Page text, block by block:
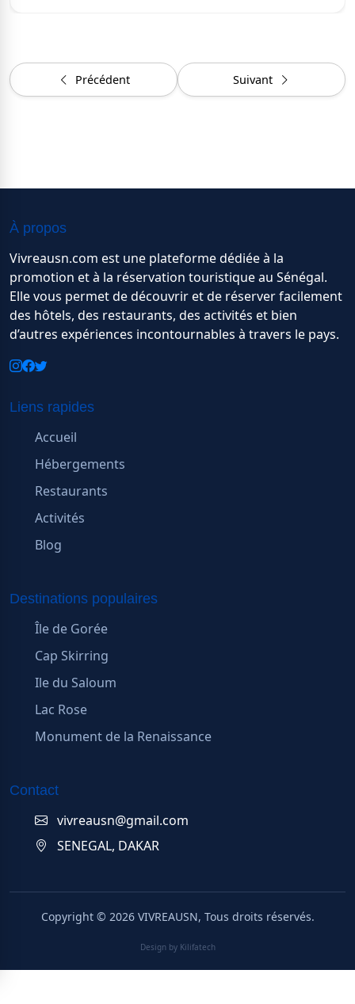
Précédent Suivant
À propos
Vivreausn.com est une plateforme dédiée à la
promotion et à la réservation touristique au Sénégal.
Elle vous permet de découvrir et de réserver facilement
des hôtels, des restaurants, des activités et bien
d’autres expériences incontournables à travers le pays.
Liens rapides
Accueil
Hébergements
Restaurants
Activités
Blog
Destinations populaires
Île de Gorée
Cap Skirring
Ile du Saloum
Lac Rose
Monument de la Renaissance
Contact
vivreausn@gmail.com
SENEGAL, DAKAR
Copyright © 2026VIVREAUSN, Tous droits réservés.
Design by Kilifatech